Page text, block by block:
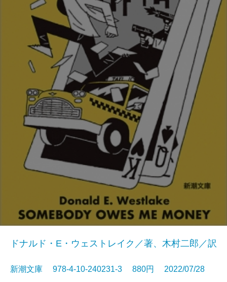
ドナルド・E・ウェストレイク／著、木村二郎／訳
新潮文庫 978-4-10-240231-3 880円 2022/07/28